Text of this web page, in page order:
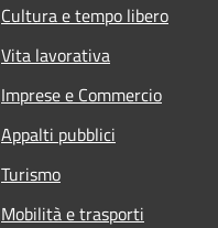
Cultura e tempo libero
Vita lavorativa
Imprese e Commercio
Appalti pubblici
Turismo
Mobilità e trasporti